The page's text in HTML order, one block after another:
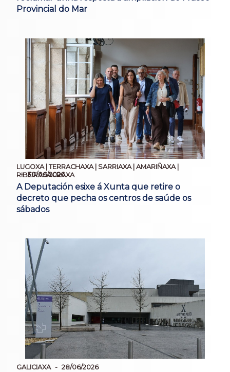
Provincial do Mar
LUGOXA | TERRACHAXA | SARRIAXA | AMARIÑAXA |
RIBEIRASACRAXA
30/06/2026
A Deputación esixe á Xunta que retire o
decreto que pecha os centros de saúde os
sábados
GALICIAXA 28/06/2026